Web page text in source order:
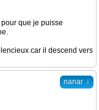
que je puisse
car il descend vers
nanar ↓